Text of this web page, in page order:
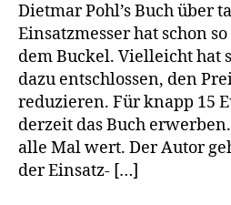
Dietmar Pohl’s Buch über
Einsatzmesser hat schon
dem Buckel. Vielleicht hat
dazu entschlossen, den
reduzieren. Für knapp 15
derzeit das Buch
alle Mal wert. Der Autor
der Einsatz- […]